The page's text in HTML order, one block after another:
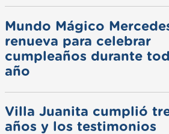
Mundo Mágico
renueva para celebrar
cumpleaños durante
año
Villa Juanita cumplió
años y los testimonios